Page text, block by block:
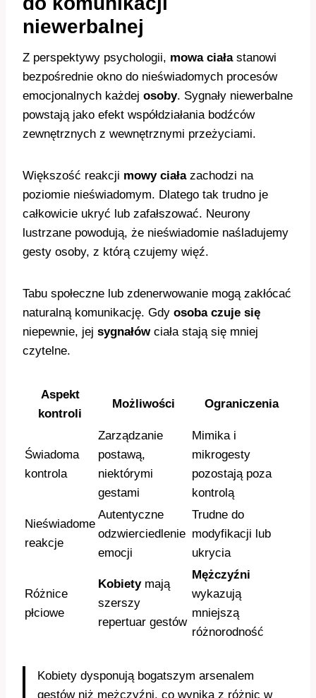
niewerbalnej
Z perspektywy psychologii, mowa ciałastanowi
bezpośrednie okno do nieświadomych procesów
emocjonalnych każdej osoby. Sygnały niewerbalne
powstają jako efekt współdziałania bodźców
zewnętrznych z wewnętrznymi przeżyciami.
Większość reakcji mowy ciałazachodzi na
poziomie nieświadomym. Dlatego tak trudno je
całkowicie ukryć lub zafałszować. Neurony
lustrzane powodują, że nieświadomie naśladujemy
gesty osoby, z którą czujemy więź.
Tabu społeczne lub zdenerwowanie mogą zakłócać
naturalną komunikację. Gdy osoba czuje się
niepewnie, jej sygnałówciała stają się mniej
czytelne.
Aspekt
kontroli
Możliwości Ograniczenia
Świadoma
kontrola
Zarządzanie
postawą,
niektórymi
gestami
Mimika i
mikrogesty
pozostają poza
kontrolą
Nieświadome
reakcje
Autentyczne
odzwierciedlenie
emocji
Trudne do
modyfikacji lub
ukrycia
Różnice
płciowe
Kobietymają
szerszy
repertuar gestów
Mężczyźni
wykazują
mniejszą
różnorodność
Kobiety dysponują bogatszym arsenalem
gestów niż mężczyźni, co wynika z różnic w